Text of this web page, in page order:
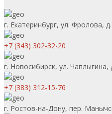
г. Екатеринбург, ул. Фролова,
+7 (343) 302-32-20
г. Новосибирск, ул. Чаплыгина,
+7 (383) 312-15-76
г. Ростов-на-Дону, пер.